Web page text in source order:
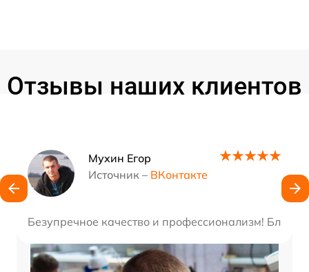
Отзывы наших клиентов
Мухин Егор
Источник – ВКонтакте
Безупречное качество и профессионализм!
Наши мастера